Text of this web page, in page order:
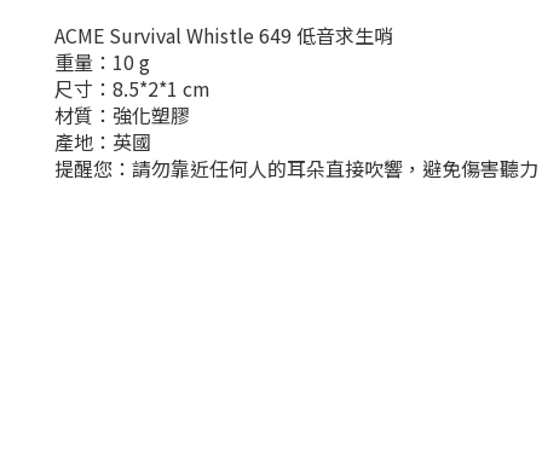
ACME Survival Whistle 649 低音求生哨
重量：10 g
尺寸：8.5*2*1 cm
材質：強化塑膠
產地：英國
提醒您：請勿靠近任何人的耳朵直接吹響，避免傷害聽